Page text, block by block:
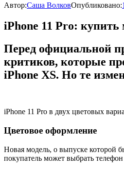
Автор:Саша ВолковОпубликовано:
iPhone 11 Pro:
Перед официальной
критиков, которые
iPhone XS. Но те
iPhone 11 Pro в двух цветовых
Цветовое оформление
Новая модель, о выпуске которой
покупатель может выбрать